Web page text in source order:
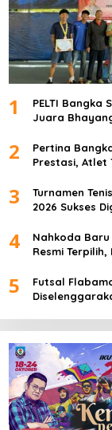
1
PELTI Bangka
Juara
2
Pertina
Prestasi, Atlet
3
Turnamen
2026 Sukses
4
Nahkoda Baru
Resmi
5
Futsal